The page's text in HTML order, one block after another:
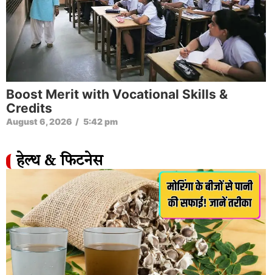
Boost Merit with Vocational Skills &
Credits
August 6, 2026 / 5:42 pm
हेल्थ & फिटनेस